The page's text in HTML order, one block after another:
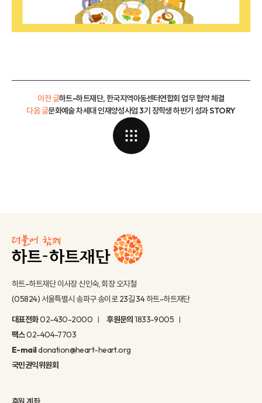
이전 글하트-하트재단, 한국지역아동센터연합회 업무 협약 체결
문화예술 차세대 인재양성사업 3기 장학생 하반기 성과 STORY
다음 글
하트-하트재단 이사장 신인숙, 회장 오지철
(05824) 서울특별시 송파구 송이로 23길 34 하트-하트재단
대표전화02-430-2000 후원문의1833-9005
팩스02-404-7703
E-maildonation@heart-heart.org
국민권익위원회